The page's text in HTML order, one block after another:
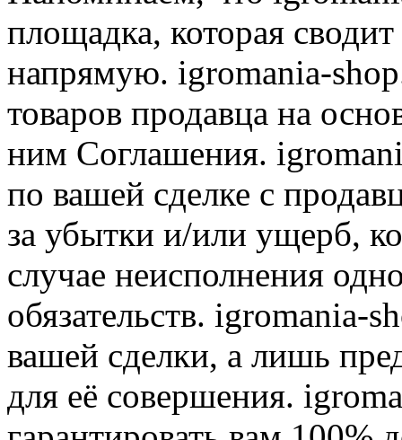
площадка, которая
напрямую. igromania-
товаров продавца на
ним Соглашения.
по вашей сделке с
за убытки и/или ущерб,
случае неисполнения
обязательств. igromania-
вашей сделки, а лишь
для её совершения.